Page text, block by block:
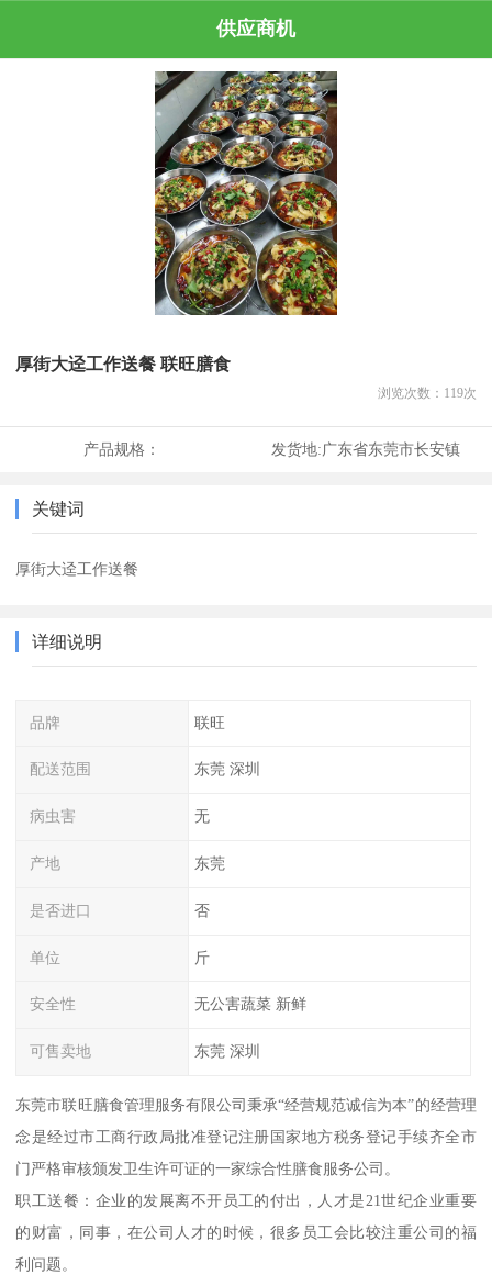
供应商机
厚街大迳工作送餐 联旺膳食
浏览次数： 119次
产品规格： 发货地:广东省东莞市长安镇
关键词
厚街大迳工作送餐
详细说明
品牌 联旺
配送范围 东莞 深圳
病虫害 无
产地 东莞
是否进口 否
单位 斤
安全性 无公害蔬菜 新鲜
可售卖地 东莞 深圳
东莞市联旺膳食管理服务有限公司秉承“经营规范诚信为本”的经营理
念是经过市工商行政局批准登记注册国家地方税务登记手续齐全市
门严格审核颁发卫生许可证的一家综合性膳食服务公司。
职工送餐：企业的发展离不开员工的付出，人才是21世纪企业重要
的财富，同事，在公司人才的时候，很多员工会比较注重公司的福
利问题。